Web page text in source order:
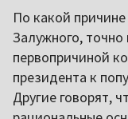
По какой
Залужного,
первопричиной
президента к
Другие говорят,